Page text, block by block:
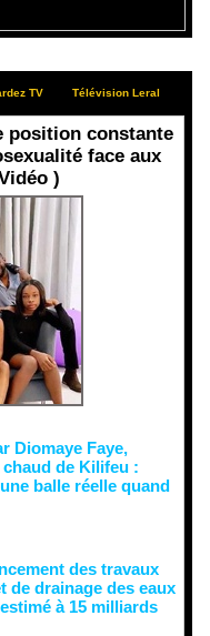
TV Télévision Leral
position constante
face aux
)
Diomaye Faye,
de Kilifeu :
balle réelle quand
des travaux
de drainage des eaux
à 15 milliards